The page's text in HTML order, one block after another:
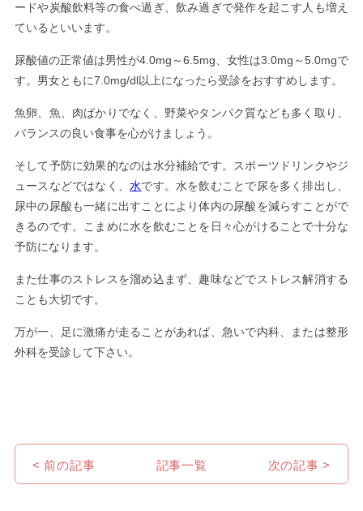
ードや炭酸飲料等の食べ過ぎ、飲み過ぎで発作を起こす人も増え
ているといいます。
尿酸値の正常値は男性が4.0mg～6.5mg、女性は3.0mg～5.0mgで
す。男女ともに7.0mg/dl以上になったら受診をおすすめします。
魚卵、魚、肉ばかりでなく、野菜やタンパク質なども多く取り、
バランスの良い食事を心がけましょう。
そして予防に効果的なのは水分補給です。スポーツドリンクやジ
ュースなどではなく、水です。水を飲むことで尿を多く排出し、
尿中の尿酸も一緒に出すことにより体内の尿酸を減らすことがで
きるのです。こまめに水を飲むことを日々心がけることで十分な
予防になります。
また仕事のストレスを溜め込まず、趣味などでストレス解消する
ことも大切です。
万が一、足に激痛が走ることがあれば、急いで内科、または整形
外科を受診して下さい。
< 前の記事 記事一覧 次の記事 >